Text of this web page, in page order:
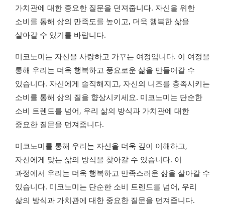
가치관에 대한 중요한 질문을 던져줍니다. 자신을 위한
소비를 통해 삶의 만족도를 높이고, 더욱 행복한 삶을
살아갈 수 있기를 바랍니다.
미코노미는 자신을 사랑하고 가꾸는 여정입니다. 이 여정을
통해 우리는 더욱 행복하고 풍요로운 삶을 만들어갈 수
있습니다. 자신에게 솔직해지고, 자신의 니즈를 충족시키는
소비를 통해 삶의 질을 향상시키세요. 미코노미는 단순한
소비 트렌드를 넘어, 우리 삶의 방식과 가치관에 대한
중요한 질문을 던져줍니다.
미코노미를 통해 우리는 자신을 더욱 깊이 이해하고,
자신에게 맞는 삶의 방식을 찾아갈 수 있습니다. 이
과정에서 우리는 더욱 행복하고 만족스러운 삶을 살아갈 수
있습니다. 미코노미는 단순한 소비 트렌드를 넘어, 우리
삶의 방식과 가치관에 대한 중요한 질문을 던져줍니다.